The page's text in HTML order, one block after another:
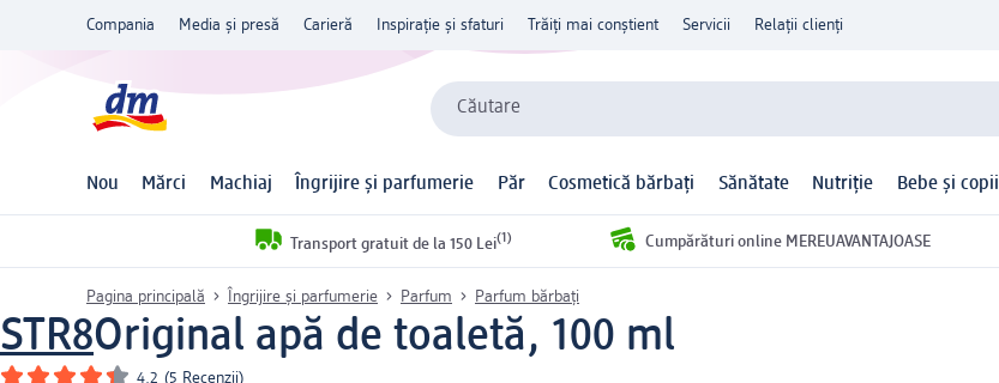
Compania Media și presă Carieră Inspirație și sfaturi Trăiți mai conștient Servicii Relații clienți
Căutare
Nou Mărci Machiaj Îngrijire și parfumerie Păr Cosmetică bărbați Sănătate Nutriție Bebe și copii
Transport gratuit de la 150 Lei(1) Cumpărături online MEREUAVANTAJOASE
Pagina principală Îngrijire și parfumerie Parfum Parfum bărbați
STR8Original apă de toaletă, 100 ml
4.2 (5 Recenzii)